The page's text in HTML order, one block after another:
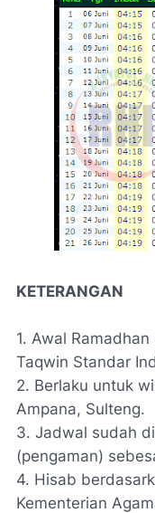
KETERANGAN
1. Awal
Taqwin Standar
2. Berlaku untuk
Ampana, Sulteng.
3. Jadwal sudah
(pengaman)
4. Hisab
Kementerian